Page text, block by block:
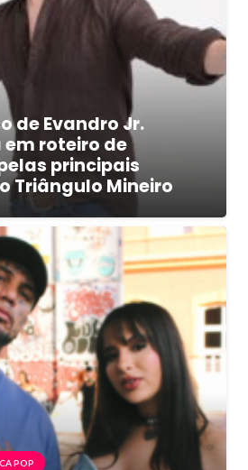
de Evandro Jr.
roteiro de
principais
Triângulo Mineiro
POP